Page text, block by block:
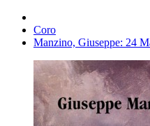
Coro
Manzino, Giuseppe: 24